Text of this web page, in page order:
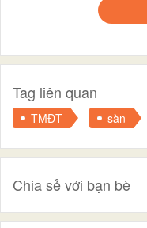
Tag liên quan
TMĐT sàn
Chia sẻ với bạn bè